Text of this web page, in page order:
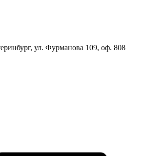
ул. Фурманова 109, оф. 808